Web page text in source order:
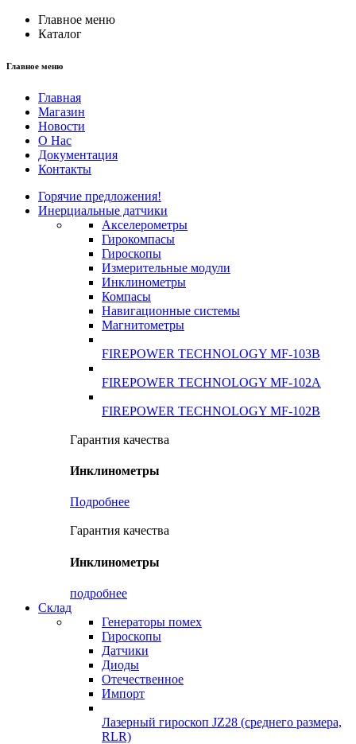
Главное меню
Каталог
Главное меню
Главная
Магазин
Новости
О Нас
Документация
Контакты
Горячие предложения!
Инерциальные датчики
Акселерометры
Гирокомпасы
Гироскопы
Измерительные модули
Инклинометры
Компасы
Навигационные системы
Магнитометры
FIREPOWER TECHNOLOGY MF-103B
FIREPOWER TECHNOLOGY MF-102A
FIREPOWER TECHNOLOGY MF-102B
Гарантия качества
Инклинометры
Подробнее
Гарантия качества
Инклинометры
подробнее
Склад
Генераторы помех
Гироскопы
Датчики
Диоды
Отечественное
Импорт
Лазерный гироскоп JZ28 (среднего размера,
RLR)